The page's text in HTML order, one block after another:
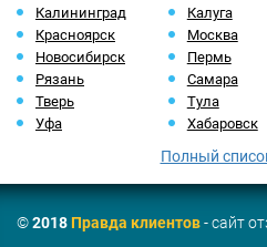
Калининград
Калуга
Красноярск
Москва
Новосибирск
Пермь
Рязань
Самара
Тверь
Тула
Уфа
Хабаровск
Полный
©2018Правда клиентов- сайт